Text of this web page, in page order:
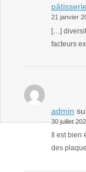
21 janvier
[…]
facteurs
admin
30 juillet
Il est
des